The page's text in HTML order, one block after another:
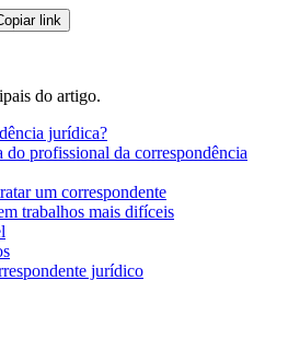
link
do artigo.
jurídica?
do profissional da correspondência
um correspondente
trabalhos mais difíceis
jurídico